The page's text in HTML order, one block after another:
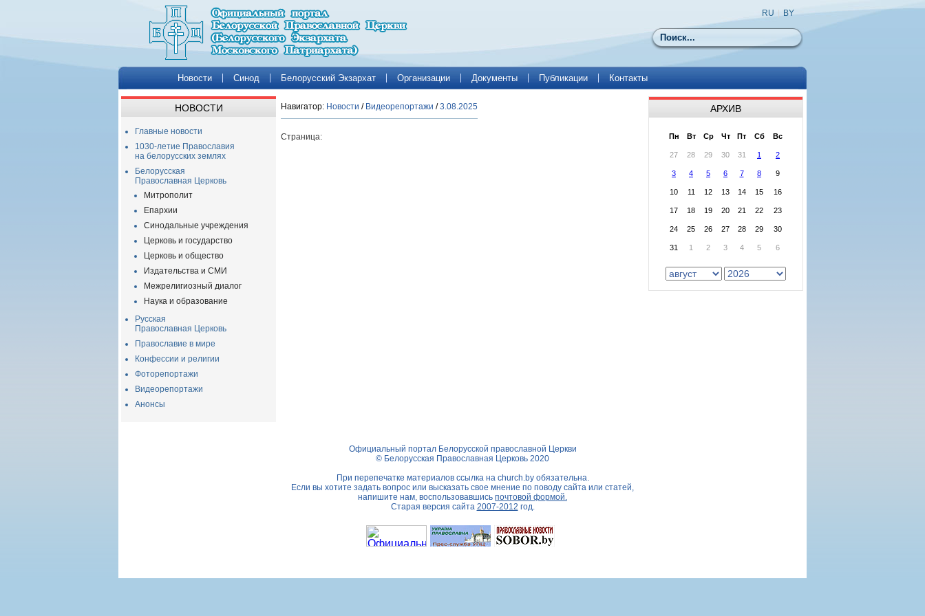
Поиск
RU BY
Новости Синод Белорусский Экзархат Организации Документы Публикации Контакты
НОВОСТИ
Главные новости
1030-летие Православия
на белорусских землях
Белорусская
Православная Церковь
Митрополит
Епархии
Синодальные учреждения
Церковь и государство
Церковь и общество
Издательства и СМИ
Межрелигиозный диалог
Наука и образование
Русская
Православная Церковь
Православие в мире
Конфессии и религии
Фоторепортажи
Видеорепортажи
Анонсы
Навигатор: Новости / Видеорепортажи /3.08.2025
Страница:
АРХИВ
Пн Вт Ср Чт Пт Сб Вс
27 28 29 30 31 1 2
3 4 5 6 7 8 9
10 11 12 13 14 15 16
17 18 19 20 21 22 23
24 25 26 27 28 29 30
31 1 2 3 4 5 6
Официальный портал Белорусской православной Церкви
© Белорусская Православная Церковь 2020
При перепечатке материалов ссылка на church.byобязательна.
Если вы хотите задать вопрос или высказать свое мнение по поводу сайта или статей,
напишите нам, воспользовавшись почтовой формой.
Старая версия сайта 2007-2012 год.